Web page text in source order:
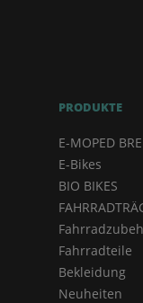
PRODUKTE
E-MOPED
E-Bikes
BIO BIKES
Fahrradteile
Bekleidung
Neuheiten